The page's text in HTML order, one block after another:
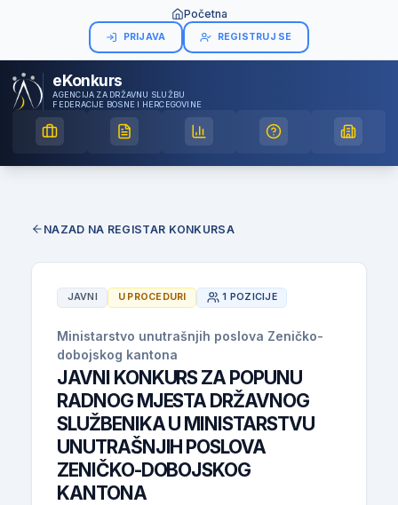
Početna
PRIJAVA REGISTRUJ SE
eKonkurs
AGENCIJA ZA DRŽAVNU SLUŽBU
FEDERACIJE BOSNE I HERCEGOVINE
NAZAD NA REGISTAR KONKURSA
JAVNI U PROCEDURI 1 POZICIJE
Ministarstvo unutrašnjih poslova Zeničko-
dobojskog kantona
JAVNI KONKURS ZA POPUNU
RADNOG MJESTA DRŽAVNOG
SLUŽBENIKA U MINISTARSTVU
UNUTRAŠNJIH POSLOVA
ZENIČKO-DOBOJSKOG
KANTONA